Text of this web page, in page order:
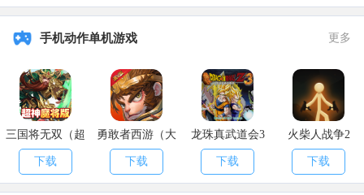
以上就是APK8小编带来的 天涯明月刀手游神刀洗练属性攻略的
手机动作单机游戏 更多
三国将无双（超
神魔将版）
下载
勇敢者西游（大
乱斗）
下载
龙珠真武道会3
下载
火柴人战争2
下载